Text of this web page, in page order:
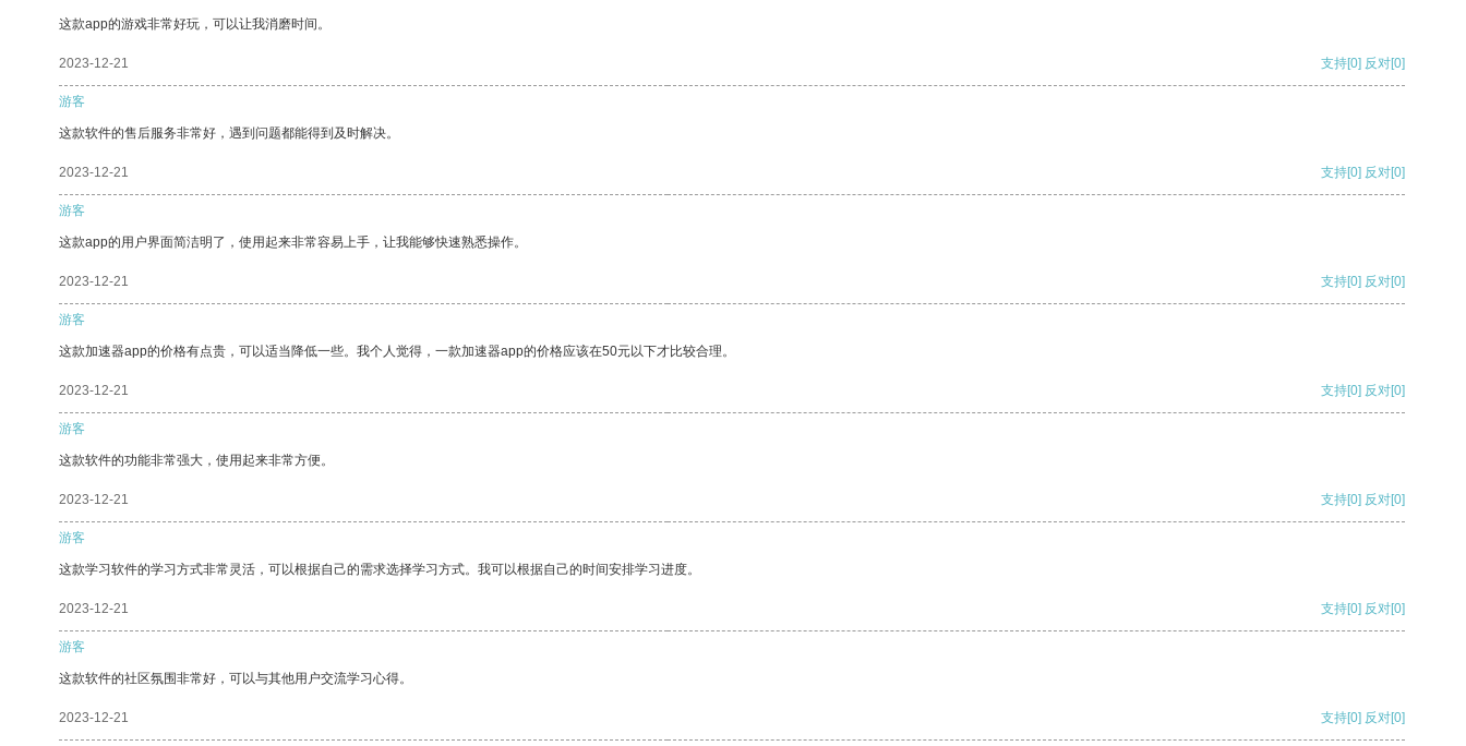
这款app的游戏非常好玩，可以让我消磨时间。
2023-12-21 支持[0] 反对[0]
游客
这款软件的售后服务非常好，遇到问题都能得到及时解决。
2023-12-21 支持[0] 反对[0]
游客
这款app的用户界面简洁明了，使用起来非常容易上手，让我能够快速熟悉操作。
2023-12-21 支持[0] 反对[0]
游客
这款加速器app的价格有点贵，可以适当降低一些。我个人觉得，一款加速器app的价格应该在50元以下才比较合理。
2023-12-21 支持[0] 反对[0]
游客
这款软件的功能非常强大，使用起来非常方便。
2023-12-21 支持[0] 反对[0]
游客
这款学习软件的学习方式非常灵活，可以根据自己的需求选择学习方式。我可以根据自己的时间安排学习进度。
2023-12-21 支持[0] 反对[0]
游客
这款软件的社区氛围非常好，可以与其他用户交流学习心得。
2023-12-21 支持[0] 反对[0]